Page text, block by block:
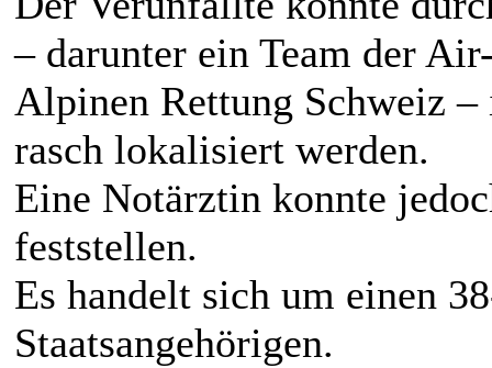
– darunter ein Team der
Alpinen Rettung Schweiz
rasch lokalisiert werden.
Eine Notärztin konnte
feststellen.
Es handelt sich um einen
Staatsangehörigen.